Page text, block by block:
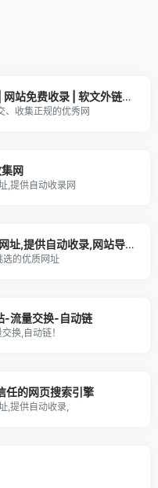
悟空收录网 - 网址导航大全 | 网站免费收录 | 软文外链发布平台
、收集正规的优秀网
网
,提供自动收录网
998收录网,免费自动秒收录网址,提供自动收录,网站导航大全源码,自动链,友情链接交换。
选的优质网址
-流量交换-自动链
换,自动链！
任的网页搜索引擎
,提供自动收录,